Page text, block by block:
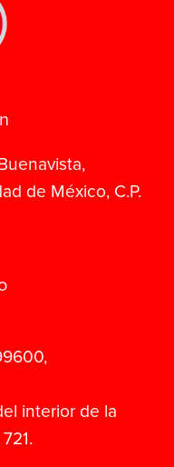
de México, C.P.
interior de la